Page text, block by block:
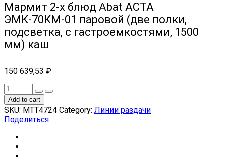
Мармит 2-х блюд Abat АСТА
ЭМК-70КМ-01 паровой (две полки,
подсветка, с гастроемкостями, 1500
мм) каш
150 639,53 ₽
Add to cart
SKU: МТТ4724 Category: Линии раздачи
Поделиться